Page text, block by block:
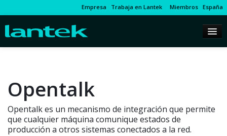
Empresa Trabaja en Lantek Miembros España
Opentalk
Opentalk es un mecanismo de integración que permite
que cualquier máquina comunique estados de
producción a otros sistemas conectados a la red.